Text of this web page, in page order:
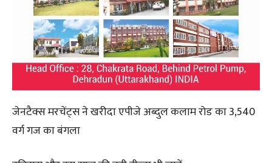
जेनटैक्स मरचेंट्स ने खरीदा एपीजे अब्दुल कलाम रोड का 3,540
वर्ग गज का बंगला